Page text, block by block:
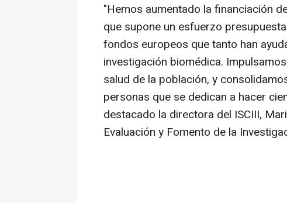
"Hemos aumentado la financiación
que supone un esfuerzo
fondos europeos que tanto han
investigación biomédica.
salud de la población, y
personas que se dedican a hacer
destacado la directora del ISCIII,
Evaluación y Fomento de la